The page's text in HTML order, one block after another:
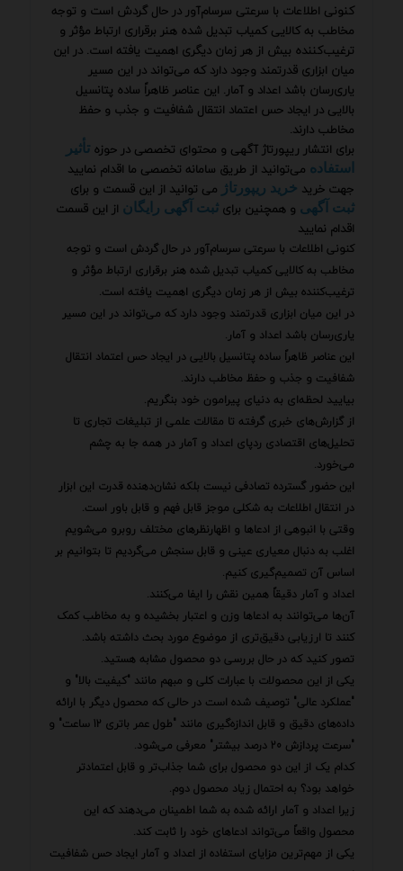
کنونی اطلاعات با سرعتی سرسام‌آور در حال گردش است و توجه
مخاطب به کالایی کمیاب تبدیل شده هنر برقراری ارتباط مؤثر و
ترغیب‌کننده بیش از هر زمان دیگری اهمیت یافته است. در این
میان ابزاری قدرتمند وجود دارد که می‌تواند در این مسیر
یاری‌رسان باشد اعداد و آمار. این عناصر ظاهراً ساده پتانسیل
بالایی در ایجاد حس اعتماد انتقال شفافیت و جذب و حفظ
مخاطب دارند.
برای انتشار ریپورتاژ آگهی و محتوای تخصصی در حوزه تأثیر
استفاده می‌توانید از طریق سامانه تخصصی ما اقدام نمایید
جهت خرید خرید ریپورتاژ می توانید از این قسمت و برای
ثبت آگهی و همچنین برای ثبت آگهی رایگان از این قسمت
اقدام نمایید
کنونی اطلاعات با سرعتی سرسام‌آور در حال گردش است و توجه
مخاطب به کالایی کمیاب تبدیل شده هنر برقراری ارتباط مؤثر و
ترغیب‌کننده بیش از هر زمان دیگری اهمیت یافته است.
در این میان ابزاری قدرتمند وجود دارد که می‌تواند در این مسیر
یاری‌رسان باشد اعداد و آمار.
این عناصر ظاهراً ساده پتانسیل بالایی در ایجاد حس اعتماد انتقال
شفافیت و جذب و حفظ مخاطب دارند.
بیایید لحظه‌ای به دنیای پیرامون خود بنگریم.
از گزارش‌های خبری گرفته تا مقالات علمی از تبلیغات تجاری تا
تحلیل‌های اقتصادی ردپای اعداد و آمار در همه جا به چشم
می‌خورد.
این حضور گسترده تصادفی نیست بلکه نشان‌دهنده قدرت این ابزار
در انتقال اطلاعات به شکلی موجز قابل فهم و قابل باور است.
وقتی با انبوهی از ادعاها و اظهارنظرهای مختلف روبرو می‌شویم
اغلب به دنبال معیاری عینی و قابل سنجش می‌گردیم تا بتوانیم بر
اساس آن تصمیم‌گیری کنیم.
اعداد و آمار دقیقاً همین نقش را ایفا می‌کنند.
آن‌ها می‌توانند به ادعاها وزن و اعتبار بخشیده و به مخاطب کمک
کنند تا ارزیابی دقیق‌تری از موضوع مورد بحث داشته باشد.
تصور کنید که در حال بررسی دو محصول مشابه هستید.
یکی از این محصولات با عبارات کلی و مبهم مانند "کیفیت بالا" و
"عملکرد عالی" توصیف شده است در حالی که محصول دیگر با ارائه
داده‌های دقیق و قابل اندازه‌گیری مانند "طول عمر باتری 12 ساعت" و
"سرعت پردازش 20 درصد بیشتر" معرفی می‌شود.
کدام یک از این دو محصول برای شما جذاب‌تر و قابل اعتمادتر
خواهد بود؟ به احتمال زیاد محصول دوم.
زیرا اعداد و آمار ارائه شده به شما اطمینان می‌دهند که این
محصول واقعاً می‌تواند ادعاهای خود را ثابت کند.
یکی از مهم‌ترین مزایای استفاده از اعداد و آمار ایجاد حس شفافیت